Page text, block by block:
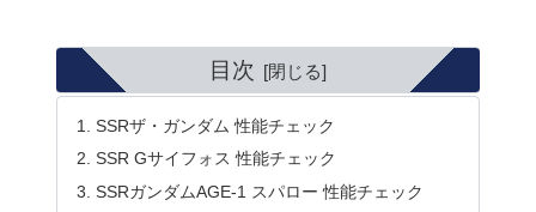
目次
SSRザ・ガンダム 性能チェック
SSR Gサイフォス 性能チェック
SSRガンダムAGE-1 スパロー 性能チェック